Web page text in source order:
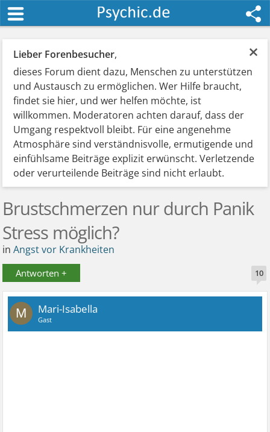
×
Lieber Forenbesucher,
dieses Forum dient dazu, Menschen zu unterstützen
und Austausch zu ermöglichen. Wer Hilfe braucht,
findet sie hier, und wer helfen möchte, ist
willkommen. Moderatoren achten darauf, dass der
Umgang respektvoll bleibt. Für eine angenehme
Atmosphäre sind verständnisvolle, ermutigende und
einfühlsame Beiträge explizit erwünscht. Verletzende
oder verurteilende Beiträge sind nicht erlaubt.
Brustschmerzen nur durch Panik
Stress möglich?
inAngst vor Krankheiten
Antworten + 10
M Mari-Isabella
Gast